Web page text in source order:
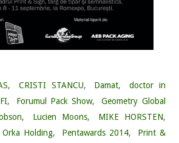
, CRISTI STANCU, Damat,
doctor in
, Forumul Pack Show,
Geometry Global
, Lucien Moons, MIKE HORSTEN,
Orka Holding, Pentawards 2014,
Print &